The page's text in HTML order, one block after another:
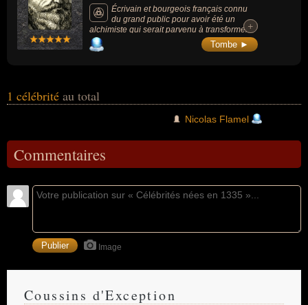
Écrivain et bourgeois français connu
du grand public pour avoir été un
alchimiste qui serait parvenu à transformer
les métaux en or. Cette étiquette provint de
sa richesse grandissante accumulée par ses
+
+
Tombe ►
1 célébrité au total
Nicolas Flamel
Commentaires
Image
Coussins d'Exception